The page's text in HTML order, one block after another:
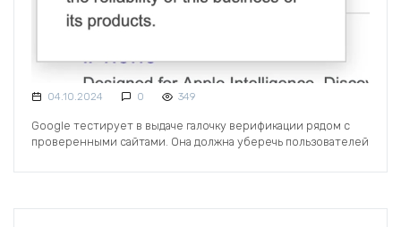
04.10.2024 0 349
Google тестирует в выдаче галочку верификации рядом с
проверенными сайтами. Она должна уберечь пользователей